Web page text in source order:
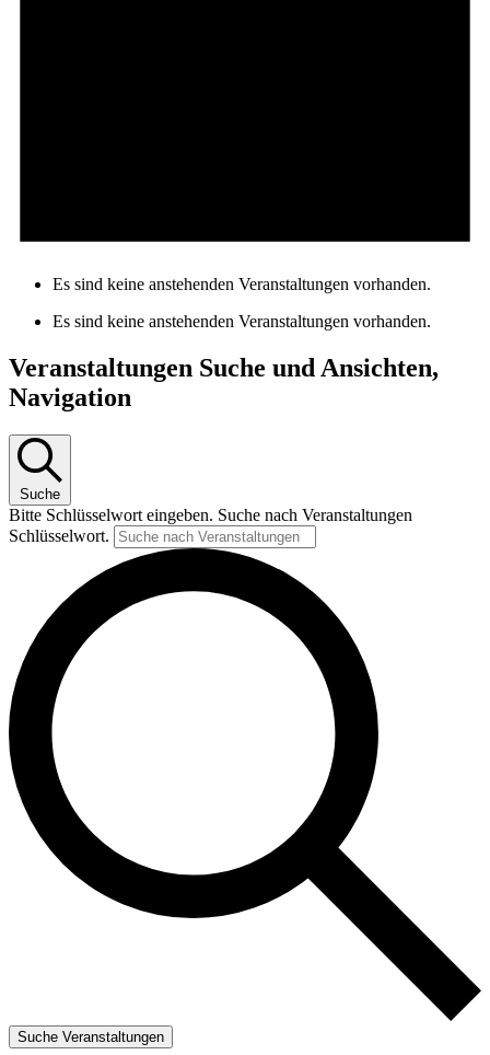
Es sind keine anstehenden Veranstaltungen vorhanden.
Es sind keine anstehenden Veranstaltungen vorhanden.
Veranstaltungen Suche und Ansichten,
Navigation
Suche
Bitte Schlüsselwort eingeben. Suche nach Veranstaltungen
Schlüsselwort.
Suche Veranstaltungen